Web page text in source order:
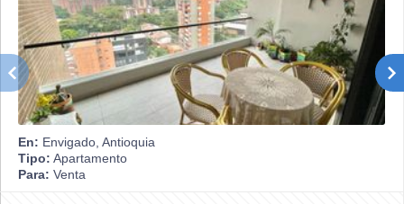
En: Envigado, Antioquia
Tipo: Apartamento
Para: Venta